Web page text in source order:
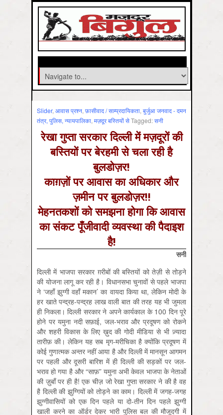
Slider, आवास प्रश्न, फ़ासीवाद / साम्‍प्रदायिकता, बुर्जुआ जनवाद - दमन
तंत्र, पुलिस, न्‍यायपालिका, मज़दूर बस्तियों सेTagged:सनी
रेखा गुप्ता सरकार दिल्ली में मज़दूरों की
बस्तियों पर बेरहमी से चला रही है
बुलडोज़र!
काग़ज़ों पर आवास का अधिकार और
ज़मीन पर बुलडोज़र!!
मेहनतकशों को समझना होगा कि आवास
का संकट पूँजीवादी व्यवस्था की पैदाइश
है!
सनी
दिल्ली में भाजपा सरकार ग़रीबों की बस्तियों को तेज़ी से तोड़ने
की योजना लागू कर रही है। विधानसभा चुनावों से पहले भाजपा
ने ‘जहाँ झुग्गी वहाँ मकान’ का वायदा किया था, लेकिन मोदी के
हर खाते पन्द्रह-पन्द्रह लाख वाली बात की तरह यह भी जुमला
ही निकला। दिल्ली सरकार ने अपने कार्यकाल के 100 दिन पूरे
होने पर यमुना नदी सफ़ाई, जल-भराव और प्रदूषण को रोकने
और शहरी विकास के लिए ख़ुद की गोदी मीडिया से भी ज़्यादा
तारीफ़ की। लेकिन यह सब मृग-मरीचिका है क्योंकि प्रदूषण में
कोई गुणात्मक अन्तर नहीं आया है और दिल्ली में मानसून आगमन
पर पहली और दूसरी बारिश में ही दिल्ली की सड़कों पर जल-
भराव हो गया है और “साफ़” यमुना अभी केवल भाजपा के नेताओं
की ज़ुबाँ पर ही है! एक चीज़ जो रेखा गुप्ता सरकार ने की है वह
है दिल्ली की झुग्गियों को तोड़ने का काम। दिल्ली में जगह-जगह
झुग्गीवासियों को एक दिन पहले या दो-तीन दिन पहले झुग्गी
खाली करने का ऑर्डर देकर भारी पुलिस बल की मौजूदगी में